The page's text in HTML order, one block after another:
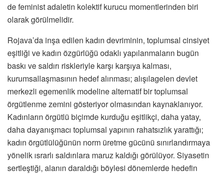
de feminist adaletin kolektif kurucu momentlerinden biri
olarak görülmelidir.
Rojava’da inşa edilen kadın devriminin, toplumsal cinsiyet
eşitliği ve kadın özgürlüğü odaklı yapılanmaların bugün
baskı ve saldırı riskleriyle karşı karşıya kalması,
kurumsallaşmasının hedef alınması; alışılagelen devlet
merkezli egemenlik modeline alternatif bir toplumsal
örgütlenme zemini gösteriyor olmasından kaynaklanıyor.
Kadınların örgütlü biçimde kurduğu eşitlikçi, daha yatay,
daha dayanışmacı toplumsal yapının rahatsızlık yarattığı;
kadın örgütlülüğünün norm üretme gücünü sınırlandırmaya
yönelik ısrarlı saldırılara maruz kaldığı görülüyor. Siyasetin
sertleştiği, alanın daraldığı böylesi dönemlerde hedefin